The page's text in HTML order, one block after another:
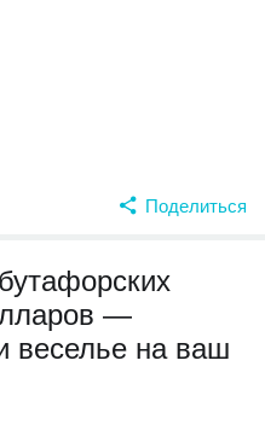
Поделиться
—
веселье на ваш